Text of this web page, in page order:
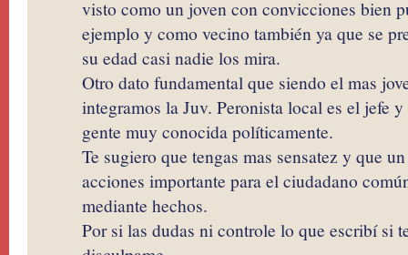
visto como un joven con convicciones bien
ejemplo y como vecino también ya que se
su edad casi nadie los mira.
Otro dato fundamental que siendo el mas
integramos la Juv. Peronista local es el jefe
gente muy conocida políticamente.
Te sugiero que tengas mas sensatez y que
acciones importante para el ciudadano
mediante hechos.
Por si las dudas ni controle lo que escribí si